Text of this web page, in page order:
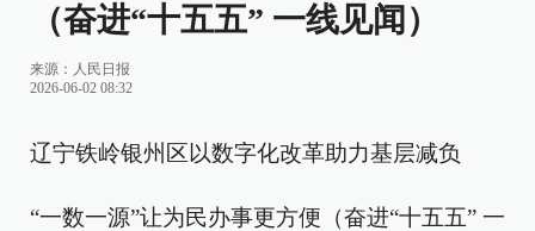
（奋进“十五五” 一线见闻）
来源： 人民日报
2026-06-02 08:32
辽宁铁岭银州区以数字化改革助力基层减负
“一数一源”让为民办事更方便（奋进“十五五” 一